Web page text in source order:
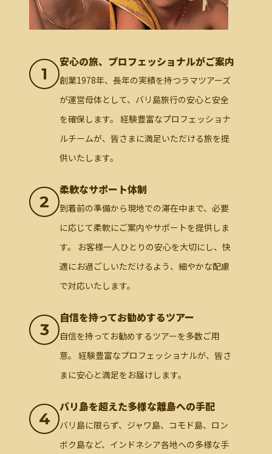
1
安心の旅、プロフェッショナルがご案内
創業1978年、長年の実績を持つラマツアーズ
が運営母体として、バリ島旅行の安心と安全
を確保します。 経験豊富なプロフェッショナ
ルチームが、皆さまに満足いただける旅を提
供いたします。
2
柔軟なサポート体制
到着前の準備から現地での滞在中まで、必要
に応じて柔軟にご案内やサポートを提供しま
す。 お客様一人ひとりの安心を大切にし、快
適にお過ごしいただけるよう、細やかな配慮
で対応いたします。
3
自信を持ってお勧めするツアー
自信を持ってお勧めするツアーを多数ご用
意。 経験豊富なプロフェッショナルが、皆さ
まに安心と満足をお届けします。
4
バリ島を超えた多様な離島への手配
バリ島に限らず、ジャワ島、コモド島、ロン
ボク島など、インドネシア各地への多様な手